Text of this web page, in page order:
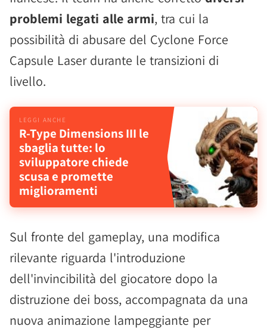
problemi legati alle armi, tra cui la
possibilità di abusare del Cyclone Force
Capsule Laser durante le transizioni di
livello.
R-Type Dimensions III le
sbaglia tutte: lo
sviluppatore chiede
scusa e promette
miglioramenti
Sul fronte del gameplay, una modifica
rilevante riguarda l'introduzione
dell'invincibilità del giocatore dopo la
distruzione dei boss, accompagnata da una
nuova animazione lampeggiante per